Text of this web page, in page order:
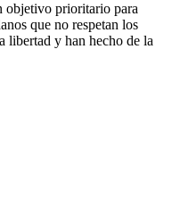
objetivo prioritario para
que no respetan los
libertad y han hecho de la